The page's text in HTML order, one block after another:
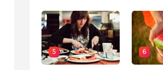
5 6